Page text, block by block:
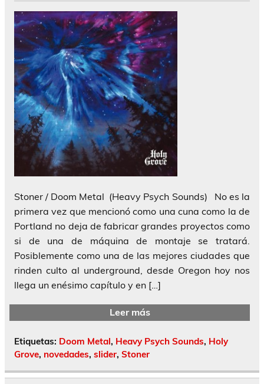
Stoner / Doom Metal (Heavy Psych Sounds) No es la
primera vez que mencionó como una cuna como la de
Portland no deja de fabricar grandes proyectos como
si de una de máquina de montaje se tratará.
Posiblemente como una de las mejores ciudades que
rinden culto al underground, desde Oregon hoy nos
llega un enésimo capítulo y en […]
Leer más
Etiquetas: Doom Metal, Heavy Psych Sounds, Holy
Grove, novedades, slider, Stoner